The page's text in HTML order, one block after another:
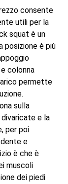
consente
utili per la
squat è un
posizione è più
colonna
permette
sulla
e la
per poi
e
è che è
muscoli
dei piedi